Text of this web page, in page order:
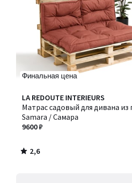
Финальная цена
LA REDOUTE INTERIEURS
Матрас садовый для дивана из
Samara / Самара
9600 ₽
2,6
/ 5
2,6
/